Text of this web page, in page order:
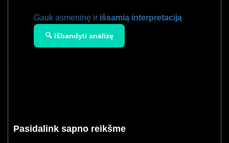
Gauk asmeninę ir išsamią interpretaciją
🔍 Išbandyti analizę
Pasidalink sapno reikšme